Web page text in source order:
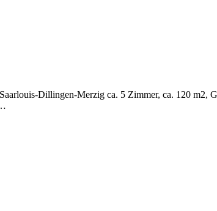
Dillingen-Merzig ca. 5 Zimmer, ca. 120 m2,